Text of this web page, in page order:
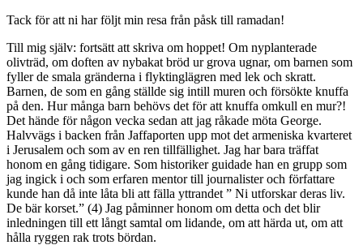
Tack för att ni har följt min resa från påsk till ramadan!
Till mig själv: fortsätt att skriva om hoppet! Om nyplanterade
olivträd, om doften av nybakat bröd ur grova ugnar, om barnen som
fyller de smala gränderna i flyktinglägren med lek och skratt.
Barnen, de som en gång ställde sig intill muren och försökte knuffa
på den. Hur många barn behövs det för att knuffa omkull en mur?!
Det hände för någon vecka sedan att jag råkade möta George.
Halvvägs i backen från Jaffaporten upp mot det armeniska kvarteret
i Jerusalem och som av en ren tillfällighet. Jag har bara träffat
honom en gång tidigare. Som historiker guidade han en grupp som
jag ingick i och som erfaren mentor till journalister och författare
kunde han då inte låta bli att fälla yttrandet ” Ni utforskar deras liv.
De bär korset.” (4) Jag påminner honom om detta och det blir
inledningen till ett långt samtal om lidande, om att härda ut, om att
hålla ryggen rak trots bördan.